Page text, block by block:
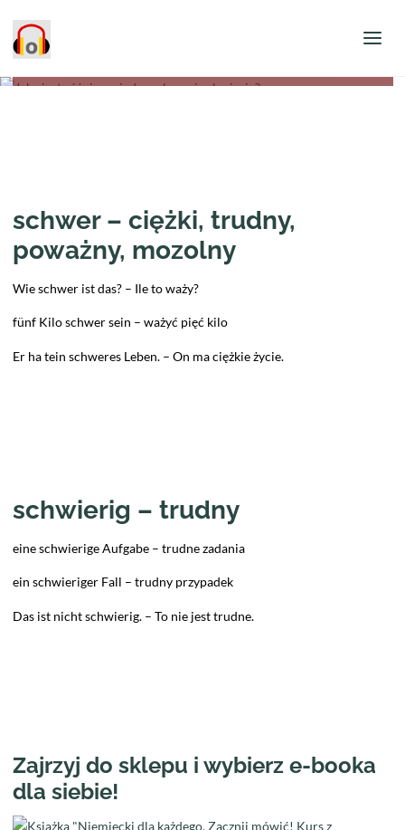
schwer – ciężki, trudny,
poważny, mozolny
Wie schwer ist das? – Ile to waży?
fünf Kilo schwer sein – ważyć pięć kilo
Er ha tein schweres Leben. – On ma ciężkie życie.
schwierig – trudny
eine schwierige Aufgabe – trudne zadania
ein schwieriger Fall – trudny przypadek
Das ist nicht schwierig. – To nie jest trudne.
Zajrzyj do sklepu i wybierz e-booka
dla siebie!